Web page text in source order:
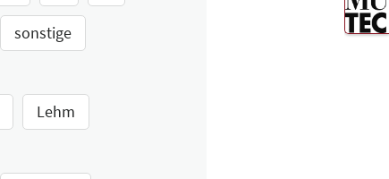
sonstige
Lehm